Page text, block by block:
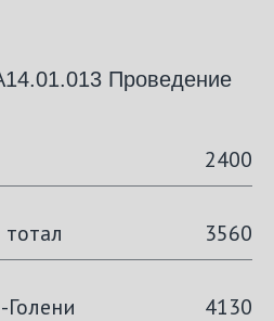
Проведение
2400
3560
4130